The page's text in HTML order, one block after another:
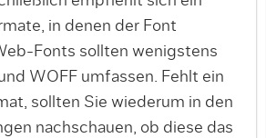
in denen der Font
Fonts sollten wenigstens
WOFF umfassen. Fehlt ein
sollten Sie wiederum in den
nachschauen, ob diese das